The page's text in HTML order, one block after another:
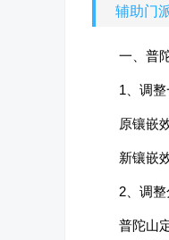
辅助门
一、普
1、调
原镶嵌
新镶嵌
2、调
普陀山